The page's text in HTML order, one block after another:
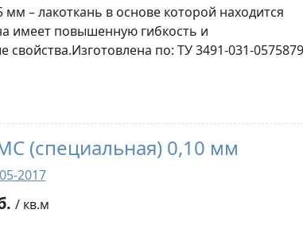
– лакоткань в основе которой находится
имеет повышенную гибкость и
свойства.Изготовлена по: ТУ 3491-031-
(специальная) 0,10 мм
2017
/ кв.м